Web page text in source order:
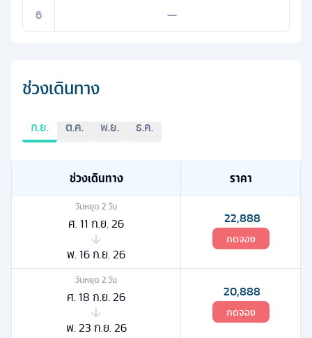
6
—
ช่วงเดินทาง
ก.ย. ต.ค. พ.ย. ธ.ค.
ช่วงเดินทาง ราคา
วันหยุด 2วัน
ศ. 11 ก.ย. 26
พ. 16 ก.ย. 26
22,888
กดจอง
วันหยุด 2วัน
ศ. 18 ก.ย. 26
พ. 23 ก.ย. 26
20,888
กดจอง